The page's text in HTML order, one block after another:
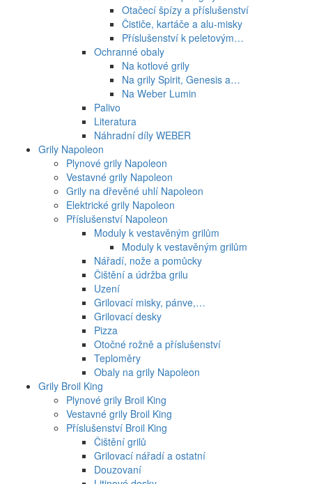
Otačecí špízy a příslušenství
Čističe, kartáče a alu-misky
Příslušenství k peletovým…
Ochranné obaly
Na kotlové grily
Na grily Spirit, Genesis a…
Na Weber Lumin
Palivo
Literatura
Náhradní díly WEBER
Grily Napoleon
Plynové grily Napoleon
Vestavné grily Napoleon
Grily na dřevěné uhlí Napoleon
Elektrické grily Napoleon
Příslušenství Napoleon
Moduly k vestavěným grilům
Moduly k vestavěným grilům
Nářadí, nože a pomůcky
Čištění a údržba grilu
Uzení
Grilovací misky, pánve,…
Grilovací desky
Pizza
Otočné rožně a příslušenství
Teploměry
Obaly na grily Napoleon
Grily Broil King
Plynové grily Broil King
Vestavné grily Broil King
Příslušenství Broil King
Čištění grilů
Grilovací nářadí a ostatní
Douzovaní